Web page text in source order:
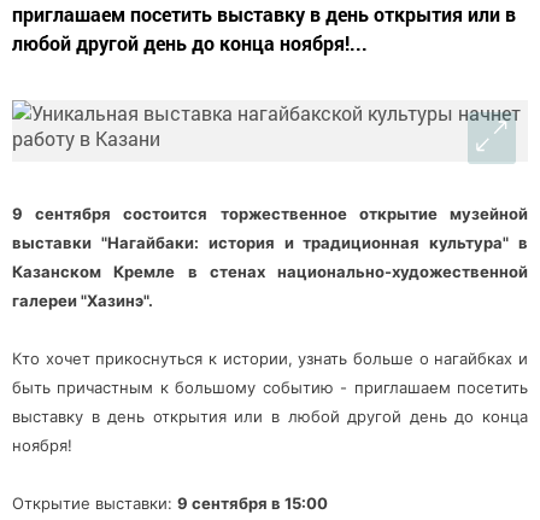
приглашаем посетить выставку в день открытия или в
любой другой день до конца ноября!...
9 сентября состоится торжественное открытие музейной
выставки "Нагайбаки: история и традиционная культура" в
Казанском Кремле в стенах национально-художественной
галереи "Хазинэ".
Кто хочет прикоснуться к истории, узнать больше о нагайбках и
быть причастным к большому событию - приглашаем посетить
выставку в день открытия или в любой другой день до конца
ноября!
Открытие выставки: 9 сентября в 15:00